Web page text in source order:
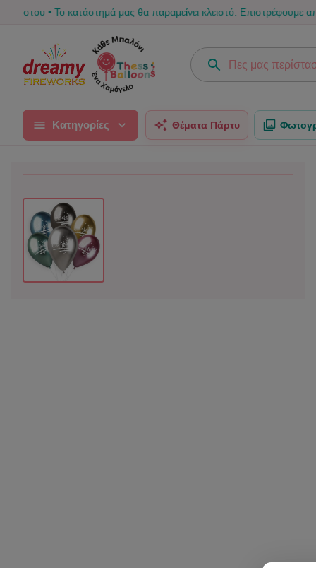
κατάστημά μας θα παραμείνει κλειστό. Επιστρέφουμε από 17/08
Κατηγορίες Θέματα Πάρτυ